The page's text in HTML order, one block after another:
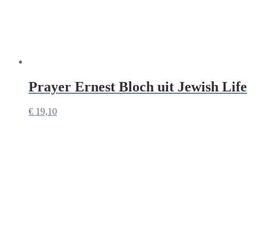
Prayer Ernest Bloch uit Jewish Life
€ 19,10